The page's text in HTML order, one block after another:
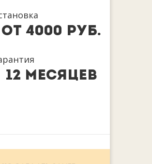
от 4000 руб.
12 месяцев